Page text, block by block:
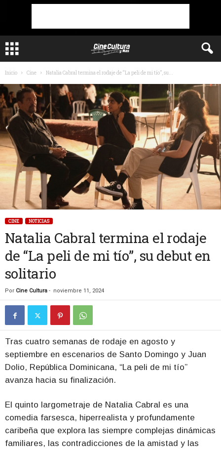
Inicio Cine Natalia Cabral termina el rodaje de “La peli de mi tío”, su...
CINE NOTICIAS
Natalia Cabral termina el rodaje
de “La peli de mi tío”, su debut en
solitario
Por Cine Cultura - noviembre 11, 2024
Tras cuatro semanas de rodaje en agosto y
septiembre en escenarios de Santo Domingo y Juan
Dolio, República Dominicana, “La peli de mi tío”
avanza hacia su finalización.
El quinto largometraje de Natalia Cabral es una
comedia farsesca, hiperrealista y profundamente
caribeña que explora las siempre complejas dinámicas
familiares, las contradicciones de la amistad y las